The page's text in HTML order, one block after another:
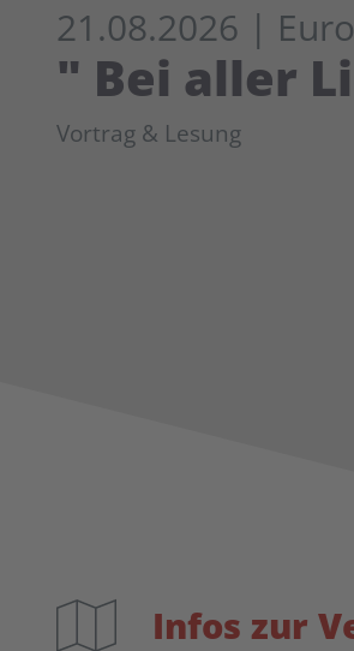
21.08.2026 |
" Bei aller
Vortrag & Lesung
Infos zur